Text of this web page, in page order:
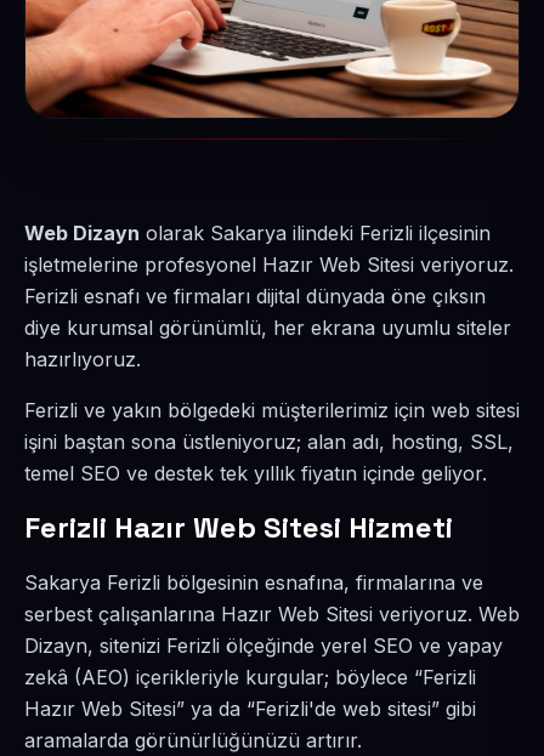
Web Dizayn olarak Sakarya ilindeki Ferizli ilçesinin
işletmelerine profesyonel Hazır Web Sitesi veriyoruz.
Ferizli esnafı ve firmaları dijital dünyada öne çıksın
diye kurumsal görünümlü, her ekrana uyumlu siteler
hazırlıyoruz.
Ferizli ve yakın bölgedeki müşterilerimiz için web sitesi
işini baştan sona üstleniyoruz; alan adı, hosting, SSL,
temel SEO ve destek tek yıllık fiyatın içinde geliyor.
Ferizli Hazır Web Sitesi Hizmeti
Sakarya Ferizli bölgesinin esnafına, firmalarına ve
serbest çalışanlarına Hazır Web Sitesi veriyoruz. Web
Dizayn, sitenizi Ferizli ölçeğinde yerel SEO ve yapay
zekâ (AEO) içerikleriyle kurgular; böylece “Ferizli
Hazır Web Sitesi” ya da “Ferizli'de web sitesi” gibi
aramalarda görünürlüğünüzü artırır.